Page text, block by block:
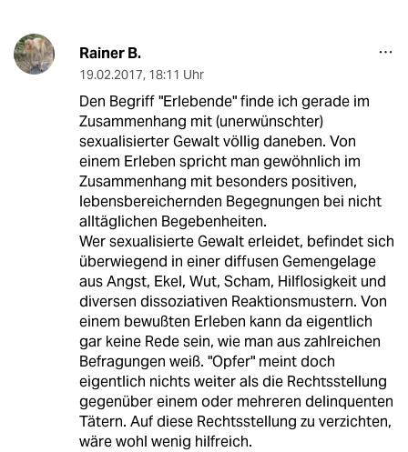
Rainer B.
19.02.2017, 18:11 Uhr
Den Begriff "Erlebende" finde ich gerade im
Zusammenhang mit (unerwünschter)
sexualisierter Gewalt völlig daneben. Von
einem Erleben spricht man gewöhnlich im
Zusammenhang mit besonders positiven,
lebensbereichernden Begegnungen bei nicht
alltäglichen Begebenheiten.
Wer sexualisierte Gewalt erleidet, befindet sich
überwiegend in einer diffusen Gemengelage
aus Angst, Ekel, Wut, Scham, Hilflosigkeit und
diversen dissoziativen Reaktionsmustern. Von
einem bewußten Erleben kann da eigentlich
gar keine Rede sein, wie man aus zahlreichen
Befragungen weiß. "Opfer" meint doch
eigentlich nichts weiter als die Rechtsstellung
gegenüber einem oder mehreren delinquenten
Tätern. Auf diese Rechtsstellung zu verzichten,
wäre wohl wenig hilfreich.